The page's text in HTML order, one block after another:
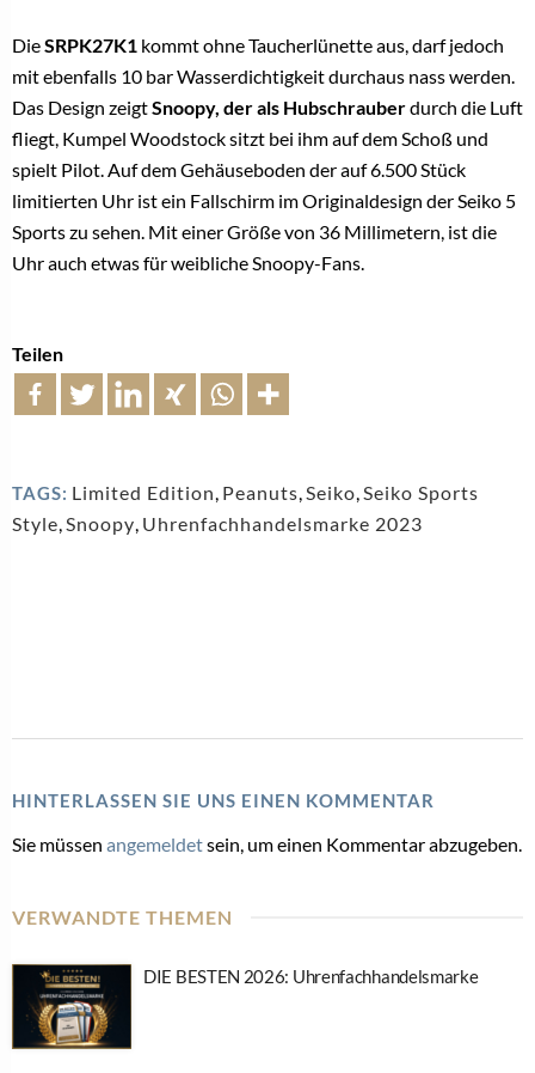
DieSRPK27K1 kommt ohne Taucherlünette aus, darf jedoch
mit ebenfalls 10 bar Wasserdichtigkeit durchaus nass werden.
Das Design zeigtSnoopy, der als Hubschrauberdurch die Luft
fliegt, Kumpel Woodstock sitzt bei ihm auf dem Schoß und
spielt Pilot. Auf dem Gehäuseboden der auf 6.500 Stück
limitierten Uhr ist ein Fallschirm im Originaldesign der Seiko 5
Sports zu sehen. Mit einer Größe von 36 Millimetern, ist die
Uhr auch etwas für weibliche Snoopy-Fans.
Teilen
TAGS: Limited Edition Peanuts Seiko Seiko Sports
Style Snoopy Uhrenfachhandelsmarke 2023
HINTERLASSEN SIE UNS EINEN KOMMENTAR
Sie müssen angemeldetsein, um einen Kommentar abzugeben.
VERWANDTE THEMEN
DIE BESTEN 2026: Uhrenfachhandelsmarke